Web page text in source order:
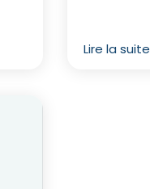
Lire la suite